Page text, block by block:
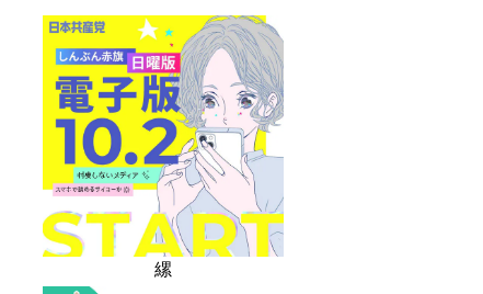
縲